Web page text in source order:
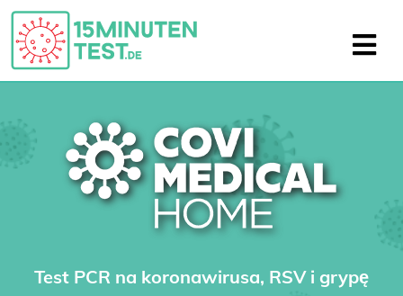
Test PCR na koronawirusa, RSV i grypę